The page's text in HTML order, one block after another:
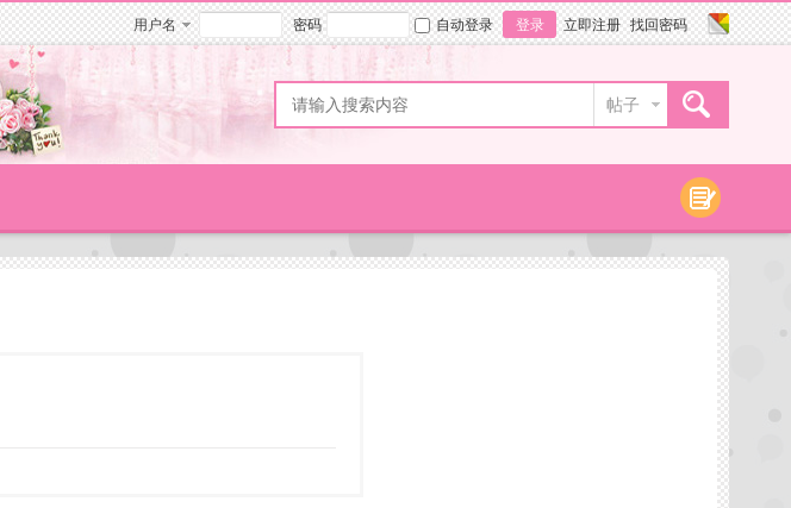
用户名 密码 自动登录 登录 立即注册 找回密码
帖子